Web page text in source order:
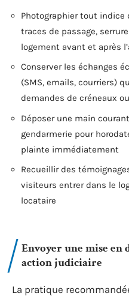
Photographier tout indice
traces de passage,
logement avant et après
Conserver les échanges
(SMS, emails, courriers)
demandes de créneaux
Déposer une main
gendarmerie pour
plainte immédiatement
Recueillir des
visiteurs entrer dans le
locataire
Envoyer une mise en
action judiciaire
La pratique